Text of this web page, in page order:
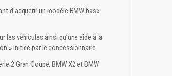
d’acquérir un modèle BMW basé
les véhicules ainsi qu’une aide à la
» initiée par le concessionnaire.
2 Gran Coupé, BMW X2 et BMW